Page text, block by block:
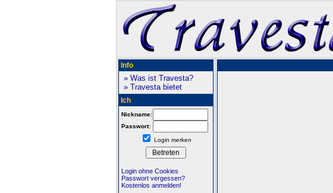
Info
» Was ist Travesta?
» Travesta bietet
Ich
Nickname:
Passwort:
Login merken
Login ohne Cookies
Passwort vergessen?
Kostenlos anmelden!